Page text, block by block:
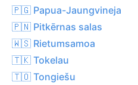
🇵🇬 Papua-Jaungvineja
🇵🇳 Pitkērnas salas
🇼🇸 Rietumsamoa
🇹🇰 Tokelau
🇹🇴 Tongiešu